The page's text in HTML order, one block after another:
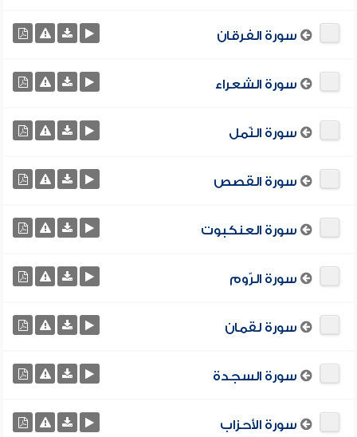
سورة الفرقان
سورة الشعراء
سورة النّمل
سورة القصص
سورة العنكبوت
سورة الرّوم
سورة لقمان
سورة السجدة
سورة الأحزاب